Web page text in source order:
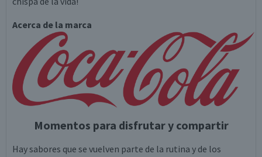
Acerca de la marca
Momentos para disfrutar y compartir
Hay sabores que se vuelven parte de la rutina y de los